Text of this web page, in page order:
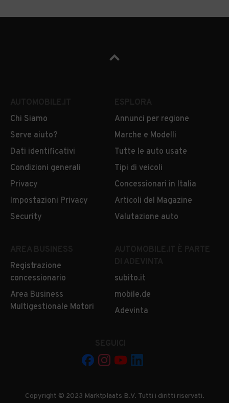
Chi Siamo
Serve aiuto?
Dati identificativi
Condizioni generali
Privacy
Impostazioni Privacy
Security
Annunci per regione
Marche e Modelli
Tutte le auto usate
Tipi di veicoli
Concessionari in Italia
Articoli del Magazine
Valutazione auto
Registrazione
concessionario
Area Business
Multigestionale Motori
subito.it
mobile.de
Adevinta
Copyright © 2023 Marktplaats B.V. Tutti i diritti riservati.